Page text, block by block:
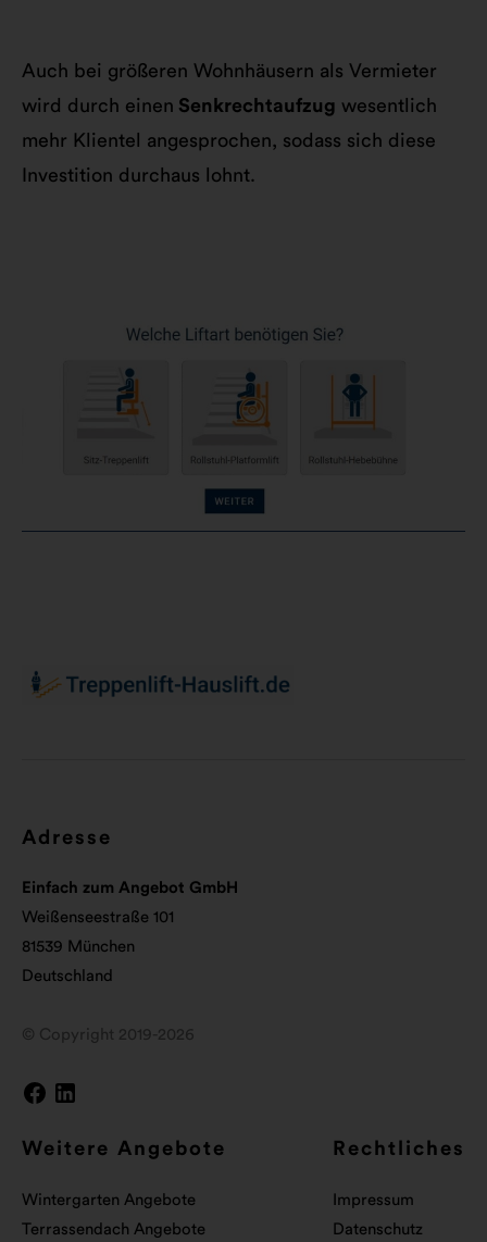
Auch bei größeren Wohnhäusern als Vermieter
wird durch einen Senkrechtaufzug wesentlich
mehr Klientel angesprochen, sodass sich diese
Investition durchaus lohnt.
Adresse
Einfach zum Angebot GmbH
Weißenseestraße 101
81539 München
Deutschland
© Copyright 2019-2026
Weitere Angebote
Wintergarten Angebote
Terrassendach Angebote
Rechtliches
Impressum
Datenschutz